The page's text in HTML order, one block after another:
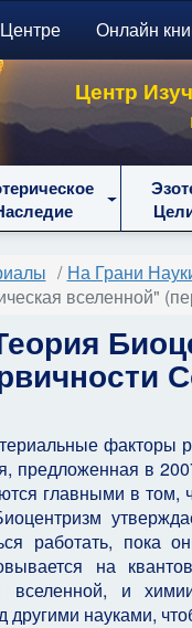
Онлайн
Центр
На Грани
вселенной"
факторы
предложенная в
главными в
работать, пока
на
вселенной, и
науками,